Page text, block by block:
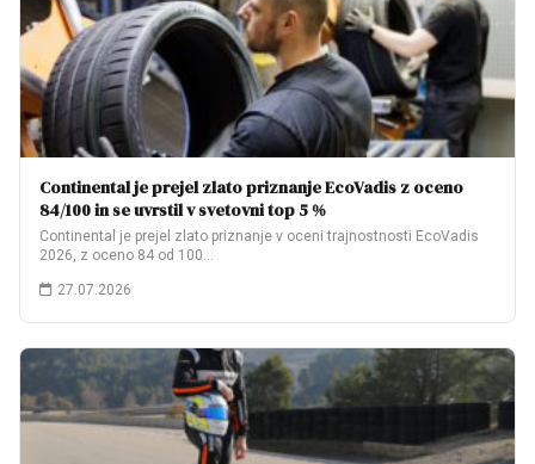
Continental je prejel zlato priznanje EcoVadis z oceno
84/100 in se uvrstil v svetovni top 5 %
Continental je prejel zlato priznanje v oceni trajnostnosti EcoVadis
2026, z oceno 84 od 100…
27.07.2026